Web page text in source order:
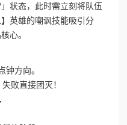
状态，此时需立刻将队伍
英雄的嘲讽技能吸引分
心。
钟方向。
败直接团灭！